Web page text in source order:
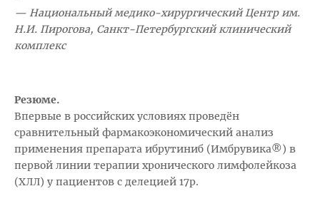
— Национальный медико-хирургический Центр им.
Н.И. Пирогова, Санкт-Петербургский клинический
комплекс
Резюме.
Впервые в российских условиях проведён
сравнительный фармакоэкономический анализ
применения препарата ибрутиниб (Имбрувика®) в
первой линии терапии хронического лимфолейкоза
(ХЛЛ) у пациентов с делецией 17р.